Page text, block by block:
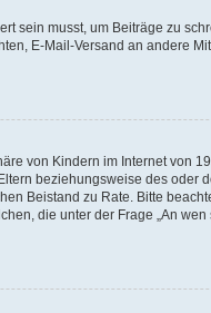
sein musst, um Beiträge zu
E-Mail-Versand an andere
von Kindern im Internet von
beziehungsweise des oder
Beistand zu Rate. Bitte
die unter der Frage „An